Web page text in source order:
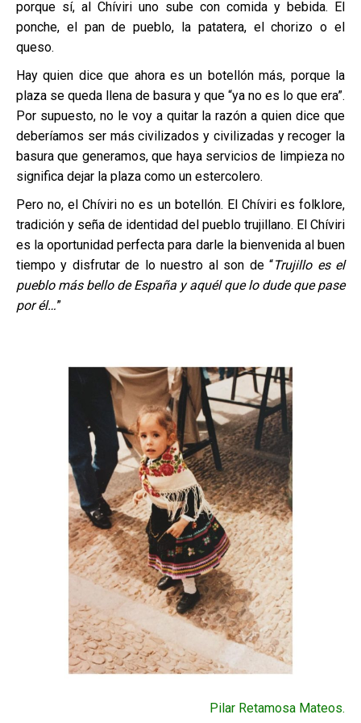
porque sí, al Chíviri uno sube con comida y bebida. El
ponche, el pan de pueblo, la patatera, el chorizo o el
queso.
Hay quien dice que ahora es un botellón más, porque la
plaza se queda llena de basura y que “ya no es lo que era”.
Por supuesto, no le voy a quitar la razón a quien dice que
deberíamos ser más civilizados y civilizadas y recoger la
basura que generamos, que haya servicios de limpieza no
significa dejar la plaza como un estercolero.
Pero no, el Chíviri no es un botellón. El Chíviri es folklore,
tradición y seña de identidad del pueblo trujillano. El Chíviri
es la oportunidad perfecta para darle la bienvenida al buen
tiempo y disfrutar de lo nuestro al son de “Trujillo es el
pueblo más bello de España y aquél que lo dude que pase
por él…”
Pilar Retamosa Mateos.